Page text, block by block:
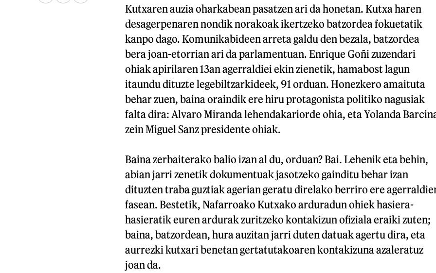
Kutxaren auzia oharkabean pasatzen ari da honetan. Kutxa haren
desagerpenaren nondik norakoak ikertzeko batzordea fokuetatik
kanpo dago. Komunikabideen arreta galdu den bezala, batzordea
bera joan-etorrian ari da parlamentuan. Enrique Goñi zuzendari
ohiak apirilaren 13an agerraldiei ekin zienetik, hamabost lagun
itaundu dituzte legebiltzarkideek, 91 orduan. Honezkero amaituta
behar zuen, baina oraindik ere hiru protagonista politiko nagusiak
falta dira: Alvaro Miranda lehendakariorde ohia, eta Yolanda
zein Miguel Sanz presidente ohiak.
Baina zerbaiterako balio izan al du, orduan? Bai. Lehenik eta behin,
abian jarri zenetik dokumentuak jasotzeko gainditu behar izan
dituzten traba guztiak agerian geratu direlako berriro ere
fasean. Bestetik, Nafarroako Kutxako arduradun ohiek hasiera-
hasieratik euren ardurak zuritzeko kontakizun ofiziala eraiki zuten;
baina, batzordean, hura auzitan jarri duten datuak agertu dira, eta
aurrezki kutxari benetan gertatutakoaren kontakizuna azaleratuz
joan da.